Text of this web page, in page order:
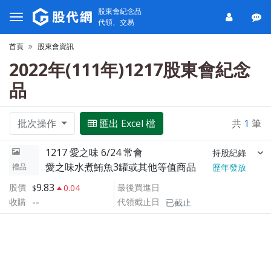
股東會紀念品
代領、交易
首頁 股東會資訊
2022年(111年)1217股東會紀念
品
批次操作 匯出 Excel 檔 共 1 筆
禮品
1217 愛之味 6/24 常會 持股紀錄
愛之味水煮鮪魚3罐或其他等值商品
歷年發放
股價
9.83
0.04
收購 --
最後買進日
代領截止日
已截止